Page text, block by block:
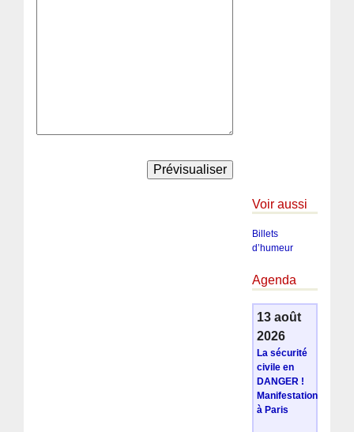
Voir aussi
Billets
d’humeur
Agenda
13 août
2026
La sécurité
civile en
DANGER !
Manifestation
à Paris